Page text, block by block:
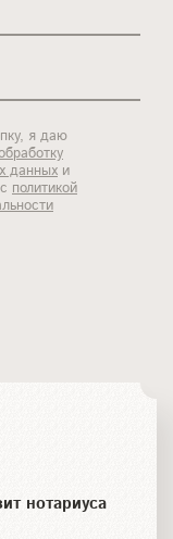
я даю
данных и
политикой
нотариуса